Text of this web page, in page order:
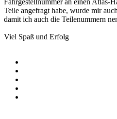
Fahrgestellnummer an einen Atlas-
Teile angefragt habe, wurde mir
damit ich auch die Teilenummern
Viel Spaß und Erfolg